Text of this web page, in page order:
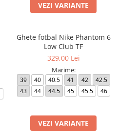
VEZI VARIANTE
Ghete fotbal Nike Phantom 6
Low Club TF
329,00 Lei
Marime:
39 40 40.5 41 42
42.5
43
44 44.5 45 45.5 46
VEZI VARIANTE